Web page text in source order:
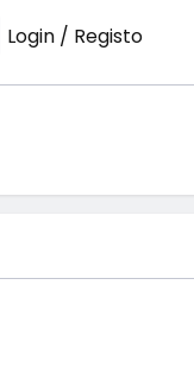
Login / Registo